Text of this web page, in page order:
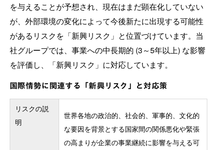
を与えることが予想され、現在はまだ顕在化していない
が、外部環境の変化によって今後新たに出現する可能性
があるリスクを「新興リスク」と位置づけています。当
社グループでは、事業への中長期的 (3～5年以上) な影響
を評価し、「新興リスク」に対応しています。
国際情勢に関連する「新興リスク」と対応策
リスクの説
明
世界各地の政治的、社会的、軍事的、文化的
な要因を背景とする国家間の関係悪化や緊張
の高まりが企業の事業継続に影響を与える可